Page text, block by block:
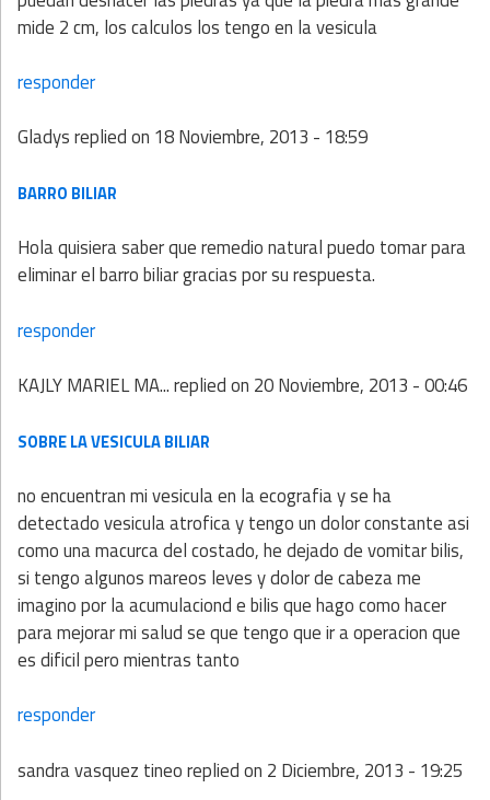
mide 2 cm, los calculos los tengo en la vesicula
responder
Gladysreplied on 18 Noviembre, 2013 - 18:59
BARRO BILIAR
Hola quisiera saber que remedio natural puedo tomar para
eliminar el barro biliar gracias por su respuesta.
responder
KAJLY MARIEL MA...replied on 20 Noviembre, 2013 - 00:46
SOBRE LA VESICULA BILIAR
no encuentran mi vesicula en la ecografia y se ha
detectado vesicula atrofica y tengo un dolor constante asi
como una macurca del costado, he dejado de vomitar bilis,
si tengo algunos mareos leves y dolor de cabeza me
imagino por la acumulaciond e bilis que hago como hacer
para mejorar mi salud se que tengo que ir a operacion que
es dificil pero mientras tanto
responder
sandra vasquez tineoreplied on 2 Diciembre, 2013 - 19:25